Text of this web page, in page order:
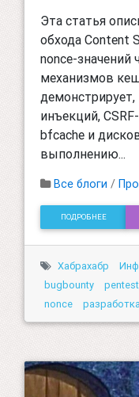
Эта статья
обхода Content
nonce-значений
механизмов
инъекций,
bfcache и
выполнению...
Все блоги /
ПОДРОБНЕЕ
Хабрахабр
bugbounty
pentest
nonce
разработка